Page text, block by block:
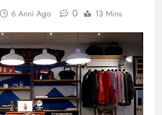
6 Anni Ago 0 13 Mins